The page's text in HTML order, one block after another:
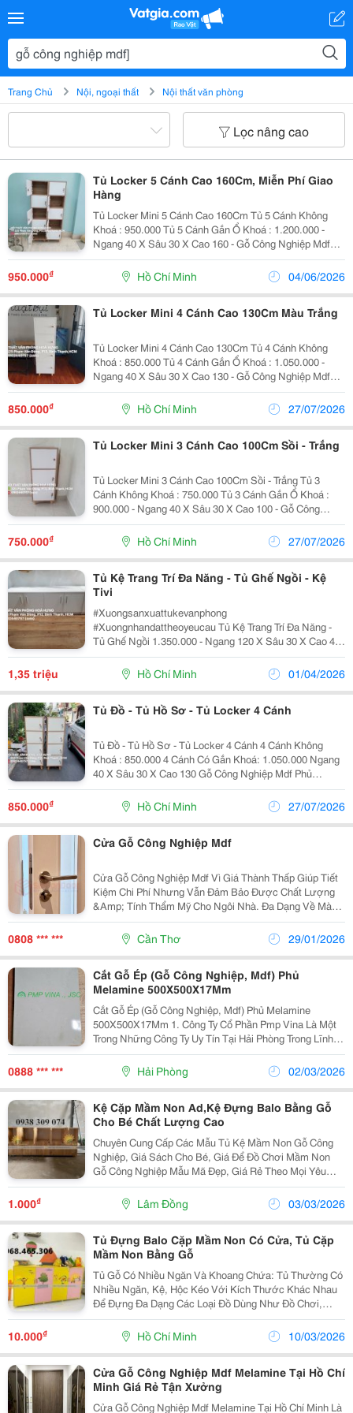
Trang Chủ Nội, ngoại thất Nội thất văn phòng
Lọc nâng cao
Tủ Locker 5 Cánh Cao 160Cm, Miễn Phí Giao
Hàng
Tủ Locker Mini 5 Cánh Cao 160Cm Tủ 5 Cánh Không
Khoá : 950.000 Tủ 5 Cánh Gắn Ổ Khoá : 1.200.000 -
Ngang 40 X Sâu 30 X Cao 160 - Gỗ Công Nghiệp Mdf
Phủ Melamine Chống Trầy , Hạn Chế Ẩm - Nhận Đặt
Theo Yêu Cầu - Bảo Hành 12 Tháng Miễn Phí...
950.000₫ Hồ Chí Minh 04/06/2026
Tủ Locker Mini 4 Cánh Cao 130Cm Màu Trắng
Tủ Locker Mini 4 Cánh Cao 130Cm Tủ 4 Cánh Không
Khoá : 850.000 Tủ 4 Cánh Gắn Ổ Khoá : 1.050.000 -
Ngang 40 X Sâu 30 X Cao 130 - Gỗ Công Nghiệp Mdf
Phủ Melamine Chống Trầy , Hạn Chế Ẩm - Nhận Đặt
Theo Yêu Cầu - Bảo Hành 12 Tháng Miễn Phí...
850.000₫ Hồ Chí Minh 27/07/2026
Tủ Locker Mini 3 Cánh Cao 100Cm Sồi - Trắng
Tủ Locker Mini 3 Cánh Cao 100Cm Sồi - Trắng Tủ 3
Cánh Không Khoá : 750.000 Tủ 3 Cánh Gắn Ổ Khoá :
900.000 - Ngang 40 X Sâu 30 X Cao 100 - Gỗ Công
Nghiệp Mdf Phủ Melamine Chống Trầy , Hạn Chế Ẩm -
Nhận Đặt Theo Yêu Cầu - Bảo Hành 12 Tháng...
750.000₫ Hồ Chí Minh 27/07/2026
Tủ Kệ Trang Trí Đa Năng - Tủ Ghế Ngồi - Kệ
Tivi
#Xuongsanxuattukevanphong
#Xuongnhandattheoyeucau Tủ Kệ Trang Trí Đa Năng -
Tủ Ghế Ngồi 1.350.000 - Ngang 120 X Sâu 30 X Cao 40
- Gỗ Công Nghiệp Mdf Phủ Melamine Chống Trầy , Hạn
Chế Ẩm - Nhận Đặt Theo Yêu Cầu - Bảo Hành 12 Tháng
1,35 triệu Hồ Chí Minh 01/04/2026
Tủ Đồ - Tủ Hồ Sơ - Tủ Locker 4 Cánh
Tủ Đồ - Tủ Hồ Sơ - Tủ Locker 4 Cánh 4 Cánh Không
Khoá : 850.000 4 Cánh Có Gắn Khoá: 1.050.000 Ngang
40 X Sâu 30 X Cao 130 Gỗ Công Nghiệp Mdf Phủ
Melamine Chống Trầy Xước / Chống Ẩm Nhận Đặt Theo
Yêu Cầu Sản Phẩm Bảo Hành 12 Tháng Miễn...
850.000₫ Hồ Chí Minh 27/07/2026
Cửa Gỗ Công Nghiệp Mdf
Cửa Gỗ Công Nghiệp Mdf Vì Giá Thành Thấp Giúp Tiết
Kiệm Chi Phí Nhưng Vẫn Đảm Bảo Được Chất Lượng
&Amp; Tính Thẩm Mỹ Cho Ngôi Nhà. Đa Dạng Về Màu
Sắc, Kiểu Dáng Để Khách Hàng Lựa Chọn. Giảm Âm
Hiệu Quả. Website Https://Saigondoor.vn/ ...
0808 *** *** Cần Thơ 29/01/2026
Cắt Gỗ Ép (Gỗ Công Nghiệp, Mdf) Phủ
Melamine 500X500X17Mm
Cắt Gỗ Ép (Gỗ Công Nghiệp, Mdf) Phủ Melamine
500X500X17Mm 1. Công Ty Cổ Phần Pmp Vina Là Một
Trong Những Công Ty Uy Tín Tại Hải Phòng Trong Lĩnh
Vực Gia Công Cơ Khí Chính Xác Cnc (Jig, Gá, Khuôn),
Băng Tải, Bàn Thao Tác, Xe Đẩy Và Cung Cấp Vật Tư...
0888 *** *** Hải Phòng 02/03/2026
Kệ Cặp Mầm Non Ad,Kệ Đựng Balo Bằng Gỗ
Cho Bé Chất Lượng Cao
Chuyên Cung Cấp Các Mẫu Tủ Kệ Mầm Non Gỗ Công
Nghiệp, Giá Sách Cho Bé, Giá Để Đồ Chơi Mầm Non
Gỗ Công Nghiệp Mẫu Mã Đẹp, Giá Rẻ Theo Mọi Yêu
Cầu Của Khách Hàng Trên Toàn Quốc. Sản Phẩm Được
Sản Xuất Bằng Gỗ Công Nghiệp Mdf Cao Cấp An Toàn
Với Sức...
1.000₫ Lâm Đồng 03/03/2026
Tủ Đựng Balo Cặp Mầm Non Có Cửa, Tủ Cặp
Mầm Non Bằng Gỗ
Tủ Gỗ Có Nhiều Ngăn Và Khoang Chứa: Tủ Thường Có
Nhiều Ngăn, Kệ, Hộc Kéo Với Kích Thước Khác Nhau
Để Đựng Đa Dạng Các Loại Đồ Dùng Như Đồ Chơi,
Sách Truyện, Dụng Cụ Học Tập, Quần Áo, Giày Dép...
Sản Phẩm Được Sản Xuất Bằng Gỗ Công Nghiệp
Mdf/Cao Su...
10.000₫ Hồ Chí Minh 10/03/2026
Cửa Gỗ Công Nghiệp Mdf Melamine Tại Hồ Chí
Minh Giá Rẻ Tận Xưởng
Cửa Gỗ Công Nghiệp Mdf Melamine Tại Hồ Chí Minh Là